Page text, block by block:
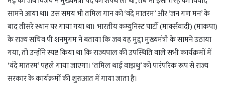
सामने आया था। उस समय भी तमिल गान को ‘वंदे मातरम’ और ‘जन गण मन’ के
बाद तीसरे स्थान पर गाया गया था। भारतीय कम्युनिस्ट पार्टी (मार्क्सवादी) (माकपा)
के राज्य सचिव पी शनमुगम ने बताया कि जब यह मुद्दा मुख्यमंत्री के सामने उठाया
गया, तो उन्होंने स्पष्ट किया था कि राज्यपाल की उपस्थिति वाले सभी कार्यक्रमों में
‘वंदे मातरम’ पहले गाया जाएगा। ‘तमिल थाई वाझथु’ को पारंपरिक रूप से राज्य
सरकार के कार्यक्रमों की शुरुआत में गाया जाता है।